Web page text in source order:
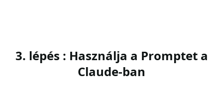
3. lépés : Használja a Promptet a
Claude-ban